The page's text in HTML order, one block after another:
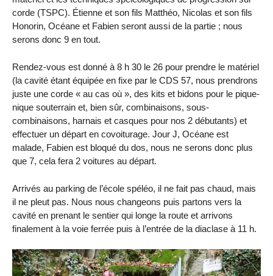
corde (TSPC). Étienne et son fils Matthéo, Nicolas et son fils
Honorin, Océane et Fabien seront aussi de la partie ; nous
serons donc 9 en tout.
Rendez-vous est donné à 8 h 30 le 26 pour prendre le matériel
(la cavité étant équipée en fixe par le CDS 57, nous prendrons
juste une corde « au cas où », des kits et bidons pour le pique-
nique souterrain et, bien sûr, combinaisons, sous-
combinaisons, harnais et casques pour nos 2 débutants) et
effectuer un départ en covoiturage. Jour J, Océane est
malade, Fabien est bloqué du dos, nous ne serons donc plus
que 7, cela fera 2 voitures au départ.
Arrivés au parking de l’école spéléo, il ne fait pas chaud, mais
il ne pleut pas. Nous nous changeons puis partons vers la
cavité en prenant le sentier qui longe la route et arrivons
finalement à la voie ferrée puis à l’entrée de la diaclase à 11 h.